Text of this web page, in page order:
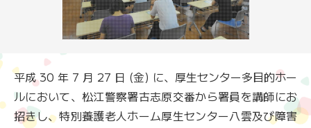
平成 30 年 7 月 27 日 (金) に、厚生センター多目的ホー
ルにおいて、松江警察署古志原交番から署員を講師にお
招きし、特別養護老人ホーム厚生センター八雲及び障害